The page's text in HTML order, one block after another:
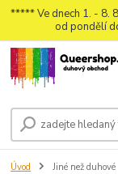
***** Ve dnech 1. - 8.
od pondělí
Úvod Jiné než duhové